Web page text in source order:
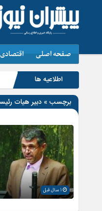
صفحه اصلی اقتصادی
اطلاعیه ها
برچسب » دبیر هیات